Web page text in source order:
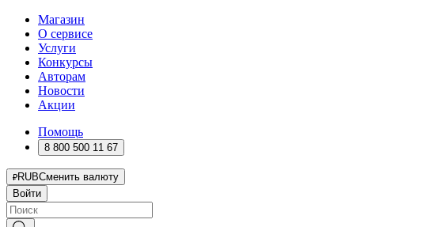
Магазин
О сервисе
Услуги
Конкурсы
Авторам
Новости
Акции
Помощь
8 800 500 11 67
RUBСменить валюту
Войти